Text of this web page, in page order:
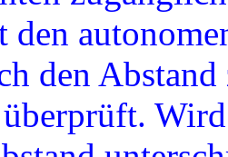
den
den Abstand